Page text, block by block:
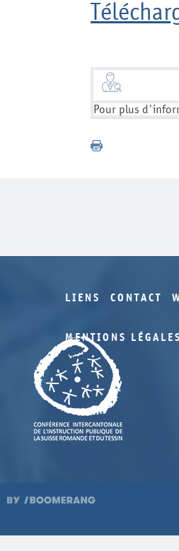
Pour plus
LIENS CONTACT
MENTIONS LÉGALES